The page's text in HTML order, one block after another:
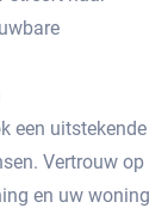
een uitstekende
Vertrouw op
en uw woning